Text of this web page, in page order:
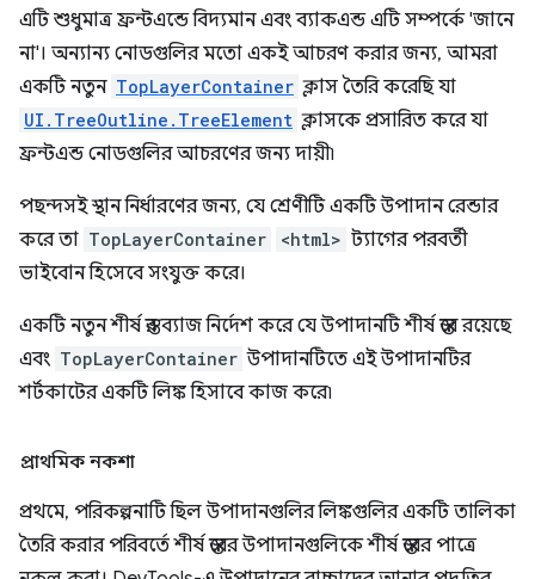
এটি শুধুমাত্র ফ্রন্টএন্ডে বিদ্যমান এবং ব্যাকএন্ড এটি সম্পর্কে 'জানে
না'। অন্যান্য নোডগুলির মতো একই আচরণ করার জন্য, আমরা
একটি নতুন TopLayerContainer ক্লাস তৈরি করেছি যা
UI.TreeOutline.TreeElement ক্লাসকে প্রসারিত করে যা
ফ্রন্টএন্ড নোডগুলির আচরণের জন্য দায়ী৷
পছন্দসই স্থান নির্ধারণের জন্য, যে শ্রেণীটি একটি উপাদান রেন্ডার
করে তা TopLayerContainer <html> ট্যাগের পরবর্তী
ভাইবোন হিসেবে সংযুক্ত করে।
একটি নতুন শীর্ষ স্তর ব্যাজ নির্দেশ করে যে উপাদানটি শীর্ষ স্তরে রয়েছে
এবং TopLayerContainer উপাদানটিতে এই উপাদানটির
শর্টকাটের একটি লিঙ্ক হিসাবে কাজ করে৷
প্রাথমিক নকশা
প্রথমে, পরিকল্পনাটি ছিল উপাদানগুলির লিঙ্কগুলির একটি তালিকা
তৈরি করার পরিবর্তে শীর্ষ স্তরের উপাদানগুলিকে শীর্ষ স্তরের পাত্রে